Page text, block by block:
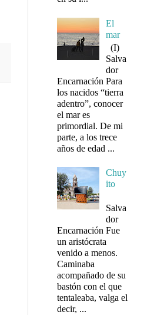
El
mar
(I)
Salva
dor
Encarnación Para
los nacidos “tierra
adentro”, conocer
el mar es
primordial. De mi
parte, a los trece
años de edad ...
Chuy
ito
Salva
dor
Encarnación Fue
un aristócrata
venido a menos.
Caminaba
acompañado de su
bastón con el que
tentaleaba, valga el
decir, ...